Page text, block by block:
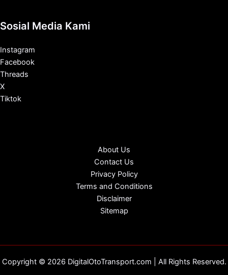
Sosial Media Kami
Instagram
Facebook
Threads
X
Tiktok
About Us
Contact Us
Privacy Policy
Terms and Conditions
Disclaimer
Sitemap
Copyright © 2026 DigitalOtoTransport.com | All Rights Reserved.